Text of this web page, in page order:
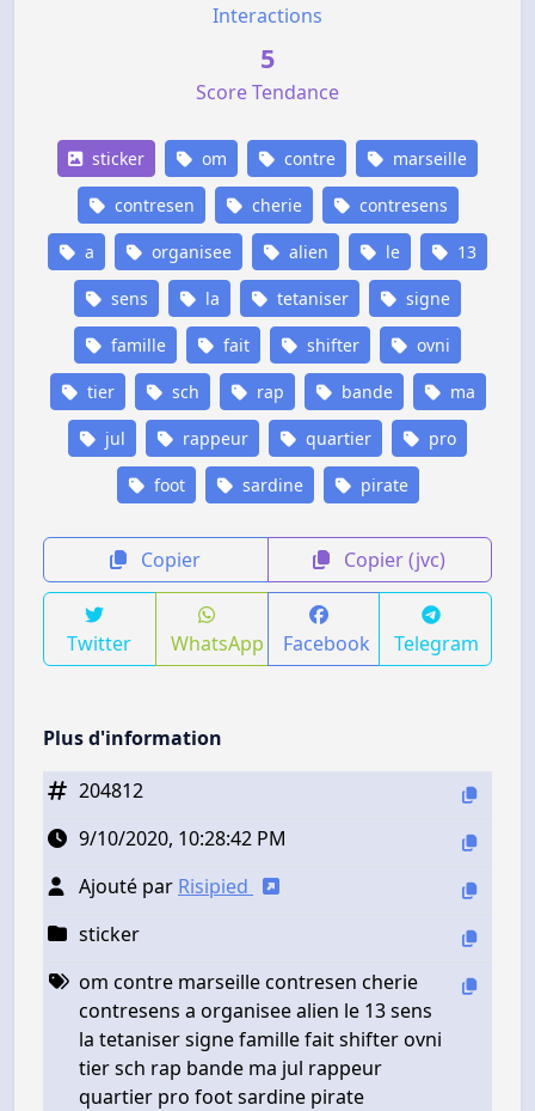
Interactions
5
Score Tendance
sticker om contre marseille
contresen cherie contresens
a organisee alien le 13
sens la tetaniser signe
famille fait shifter ovni
tier sch rap bande ma
jul rappeur quartier pro
foot sardine pirate
Copier Copier (jvc)
Twitter WhatsApp Facebook Telegram
Plus d'information
204812
9/10/2020, 10:28:42 PM
Ajouté par Risipied
sticker
om contre marseille contresen cherie
contresens a organisee alien le 13 sens
la tetaniser signe famille fait shifter ovni
tier sch rap bande ma jul rappeur
quartier pro foot sardine pirate